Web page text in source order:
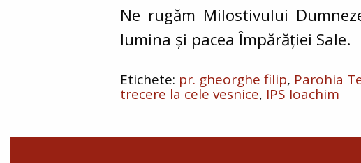
Ne rugăm Milostivului
lumina și pacea Împărăției Sale.
pr. gheorghe filip Parohia
trecere la cele vesnice IPS Ioachim